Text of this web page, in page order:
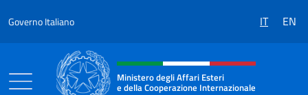
Governo Italiano IT EN
Intestazione sito, social e menù
Ministero degli Affari Esteri
e della Cooperazione Internazionale